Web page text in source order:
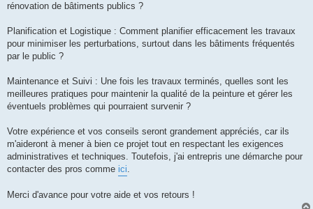
rénovation de bâtiments publics ?
Planification et Logistique : Comment planifier efficacement les travaux
pour minimiser les perturbations, surtout dans les bâtiments fréquentés
par le public ?
Maintenance et Suivi : Une fois les travaux terminés, quelles sont les
meilleures pratiques pour maintenir la qualité de la peinture et gérer les
éventuels problèmes qui pourraient survenir ?
Votre expérience et vos conseils seront grandement appréciés, car ils
m'aideront à mener à bien ce projet tout en respectant les exigences
administratives et techniques. Toutefois, j'ai entrepris une démarche pour
contacter des pros comme ici.
Merci d'avance pour votre aide et vos retours !